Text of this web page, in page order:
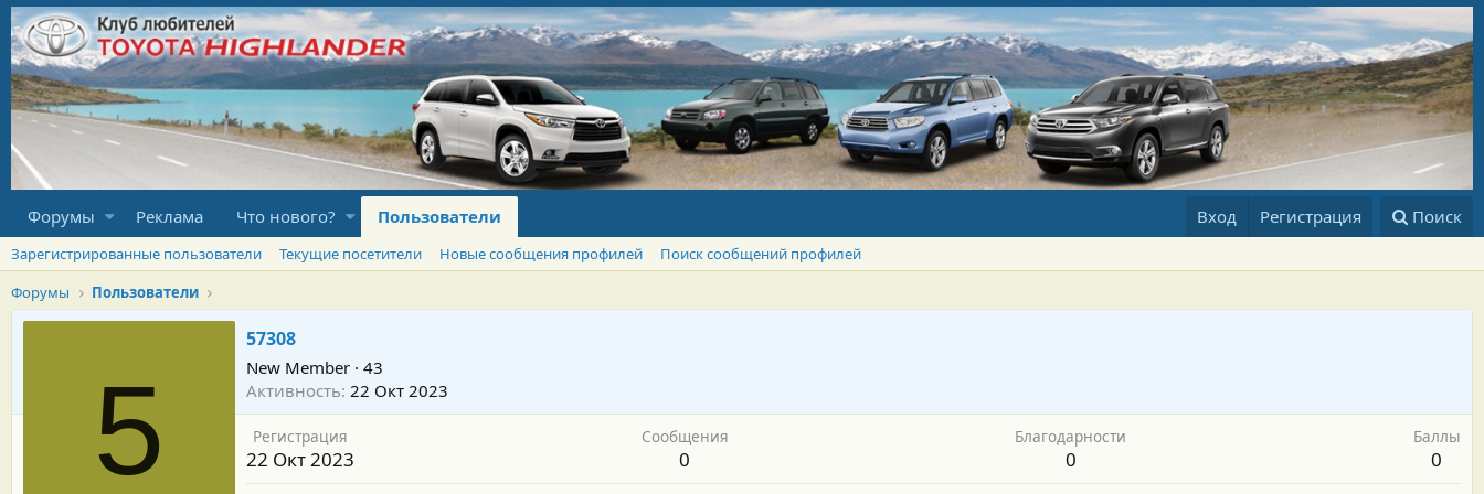
Форумы Реклама Что нового? Пользователи Вход Регистрация Поиск
Зарегистрированные пользователи Текущие посетители Новые сообщения профилей
Поиск сообщений профилей
Форумы
Пользователи
5
57308
New Member · 43
Активность 22 Окт 2023
Регистрация
22 Окт 2023
Сообщения
0
Благодарности
0
Баллы
0